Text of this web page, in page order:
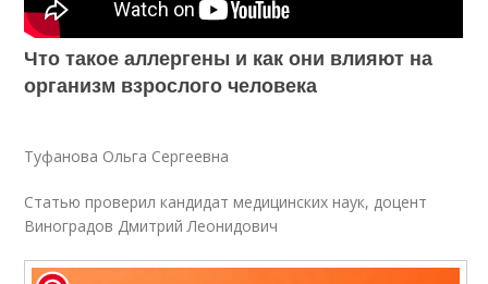
Что такое аллергены и как они влияют на
организм взрослого человека
Туфанова Ольга Сергеевна
Статью проверил кандидат медицинских наук, доцент
Виноградов Дмитрий Леонидович